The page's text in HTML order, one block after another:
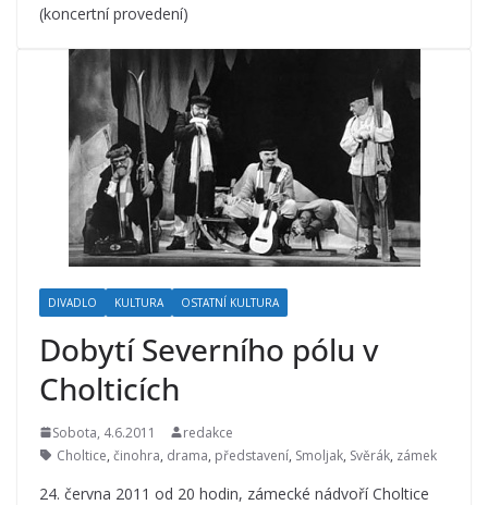
(koncertní provedení)
DIVADLO KULTURA OSTATNÍ KULTURA
Dobytí Severního pólu v
Cholticích
Sobota, 4.6.2011
redakce
Choltice, činohra, drama, představení, Smoljak, Svěrák, zámek
24. června 2011 od 20 hodin, zámecké nádvoří Choltice